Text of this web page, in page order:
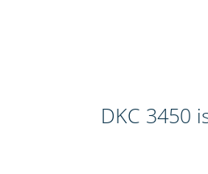
DKC 3450